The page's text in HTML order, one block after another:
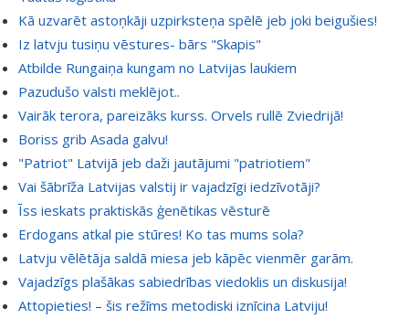
Kā uzvarēt astoņkāji uzpirksteņa spēlē jeb joki beigušies!
Iz latvju tusiņu vēstures- bārs "Skapis"
Atbilde Rungaiņa kungam no Latvijas laukiem
Pazudušo valsti meklējot..
Vairāk terora, pareizāks kurss. Orvels rullē Zviedrijā!
Boriss grib Asada galvu!
"Patriot" Latvijā jeb daži jautājumi "patriotiem"
Vai šābrīža Latvijas valstij ir vajadzīgi iedzīvotāji?
Īss ieskats praktiskās ģenētikas vēsturē
Erdogans atkal pie stūres! Ko tas mums sola?
Latvju vēlētāja saldā miesa jeb kāpēc vienmēr garām.
Vajadzīgs plašākas sabiedrības viedoklis un diskusija!
Attopieties! – šis režīms metodiski iznīcina Latviju!